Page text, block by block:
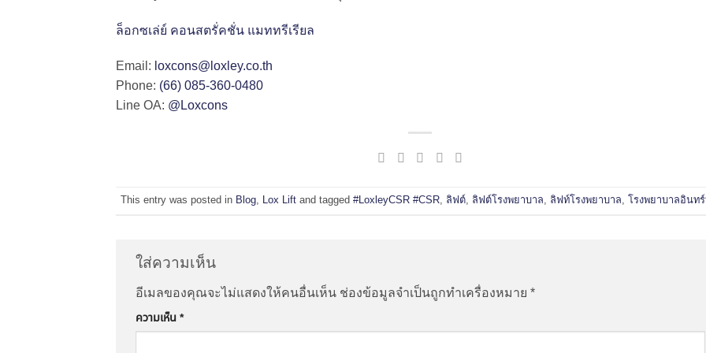
ล็อกซเล่ย์ คอนสตรั่คชั่น แมททรีเรียล
Email: loxcons@loxley.co.th
Phone: (66) 085-360-0480
Line OA: @Loxcons
This entry was posted in Blog, Lox Liftand tagged #LoxleyCSR #CSR, ลิฟต์, ลิฟต์โรงพยาบาล, ลิฟท์โรงพยาบาล, โรงพยาบาลอินท
ใส่ความเห็น
อีเมลของคุณจะไม่แสดงให้คนอื่นเห็น ช่องข้อมูลจำเป็นถูกทำเครื่องหมาย *
ความเห็น *